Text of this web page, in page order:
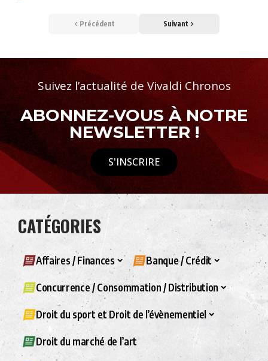
Précédent Suivant
Suivez l’actualité de Vivaldi Chronos
ABONNEZ-VOUS À NOTRE
NEWSLETTER !
S'INSCRIRE
CATÉGORIES
Affaires / Finances Banque / Crédit
Concurrence / Consommation / Distribution
Droit du sport et Droit de l’évènementiel
Droit du marché de l’art